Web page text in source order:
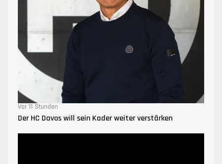
Vor 11 Stunden
Der HC Davos will sein Kader weiter verstärken